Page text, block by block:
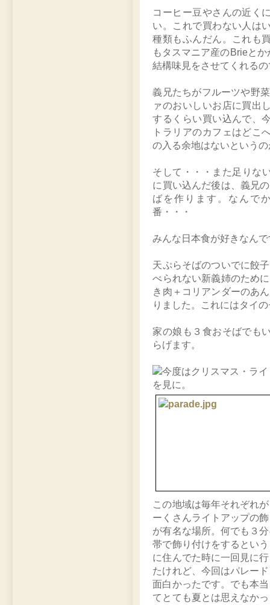
コーヒー豆やさんの近く
い。これで買わない人は
種類もふんだん。これも
もタスマニア産のBrieと
結構味見をさせてくれる
義兄たちがフルーツや野
ァのおいしいお店に買出
するくらい買い込んで、
トラリアのカフェはどこ
の入る余地はないという
そして・・・また足りな
に買い込んだ後は、義兄
ばを作ります。なんで
番・・・
みんな日本食が好きなん
天ぷらそばのついでに餃
べられない新義姉のため
き肉＋コリアンダーのあ
りました。これにはタイ
家の娘も３食おそばでも
らげます。
この地域は毎年それぞれ
ーくさんライトアップの
が有名な場所。何でも３
帯で飾り付けをするとい
に住んでた時に一回見に
たけれど、今回はパレー
面白かったです。でも本
てとても夏とは思えなか